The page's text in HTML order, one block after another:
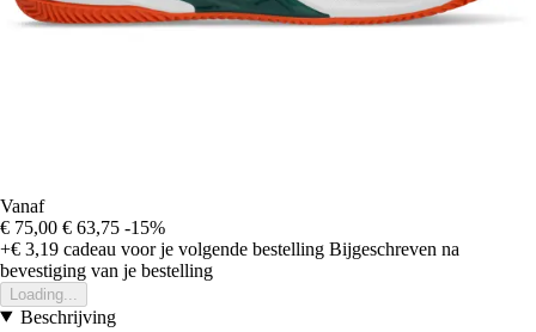
Vanaf
€ 75,00 € 63,75 -15%
+€ 3,19 cadeau voor je volgende bestelling Bijgeschreven na
bevestiging van je bestelling
Loading...
Beschrijving